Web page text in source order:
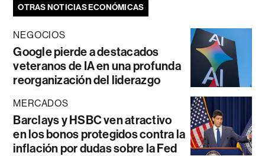
OTRAS NOTICIAS ECONÓMICAS
NEGOCIOS
Google pierde a destacados
veteranos de IA en una profunda
reorganización del liderazgo
MERCADOS
Barclays y HSBC ven atractivo
en los bonos protegidos contra la
inflación por dudas sobre la Fed